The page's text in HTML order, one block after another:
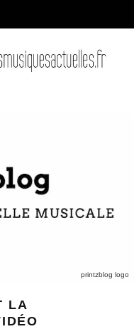
printzblog logo
LA